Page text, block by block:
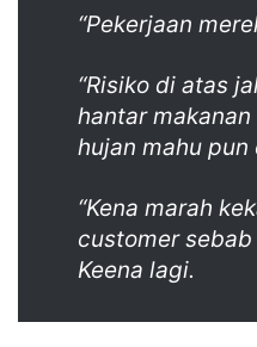
“Pekerjaan
“Risiko di atas
hantar
hujan mahu pun
“Kena marah
customer sebab
Keena lagi.